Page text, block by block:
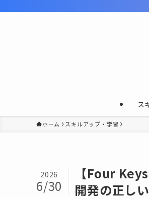
ス
ホーム スキルアップ・学習
【Four
開発の正し
2026
6/30